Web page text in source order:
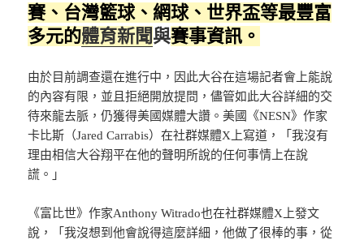
賽、台灣籃球、網球、 世界盃等最豐富
多元的體育新聞與賽事資訊。
由於目前調查還在進行中，因此大谷在這場記者會上能說
的內容有限，並且拒絕開放提問，儘管如此大谷詳細的交
待來龍去脈，仍獲得美國媒體大讚。美國《NESN》作家
卡比斯（Jared Carrabis）在社群媒體X上寫道，「我沒有
理由相信大谷翔平在他的聲明所說的任何事情上在說
謊。」
《富比世》作家Anthony Witrado也在社群媒體X上發文
說，「我沒想到他會說得這麼詳細，他做了很棒的事，從